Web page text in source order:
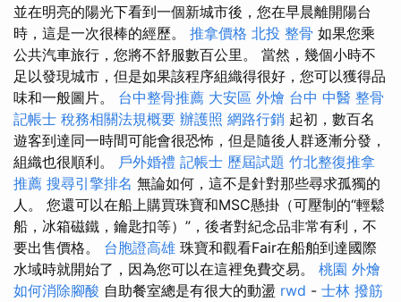
並在明亮的陽光下看到一個新城市後，您在早晨離開陽台
時，這是一次很棒的經歷。 推拿價格 北投 整骨 如果您乘
公共汽車旅行，您將不舒服數百公里。 當然，幾個小時不
足以發現城市，但是如果該程序組織得很好，您可以獲得品
味和一般圖片。 台中整骨推薦 大安區 外燴 台中 中醫 整骨
記帳士 稅務相關法規概要 辦護照 網路行銷 起初，數百名
遊客到達同一時間可能會很恐怖，但是隨後人群逐漸分發，
組織也很順利。 戶外婚禮 記帳士 歷屆試題 竹北整復推拿
推薦 搜尋引擎排名 無論如何，這不是針對那些尋求孤獨的
人。 您還可以在船上購買珠寶和MSC懸掛（可壓制的“輕鬆
船，冰箱磁鐵，鑰匙扣等）”，後者對紀念品非常有利，不
要出售價格。 台胞證高雄 珠寶和觀看Fair在船舶到達國際
水域時就開始了，因為您可以在這裡免費交易。 桃園 外燴
如何消除腳酸 自助餐室總是有很大的動盪 rwd - 士林 撥筋